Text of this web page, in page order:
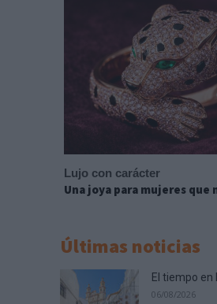
Lujo con carácter
Una joya para mujeres que
Últimas noticias
El tiempo en
06/08/2026